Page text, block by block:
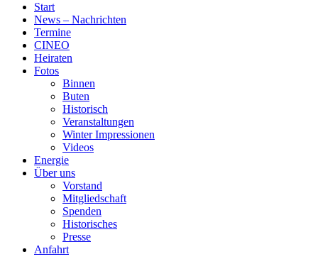
Start
News – Nachrichten
Termine
CINEO
Heiraten
Fotos
Binnen
Buten
Historisch
Veranstaltungen
Winter Impressionen
Videos
Energie
Über uns
Vorstand
Mitgliedschaft
Spenden
Historisches
Presse
Anfahrt